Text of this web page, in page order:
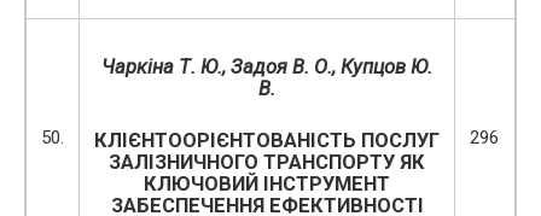
50.
Чаркіна Т. Ю., Задоя В. О., Купцов Ю.
В.
КЛІЄНТООРІЄНТОВАНІСТЬ ПОСЛУГ
ЗАЛІЗНИЧНОГО ТРАНСПОРТУ ЯК
КЛЮЧОВИЙ ІНСТРУМЕНТ
ЗАБЕСПЕЧЕННЯ ЕФЕКТИВНОСТІ
296